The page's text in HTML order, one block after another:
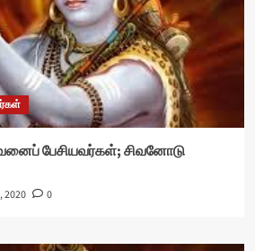
பேசியவர்கள்; சிவனோடு
2020 0